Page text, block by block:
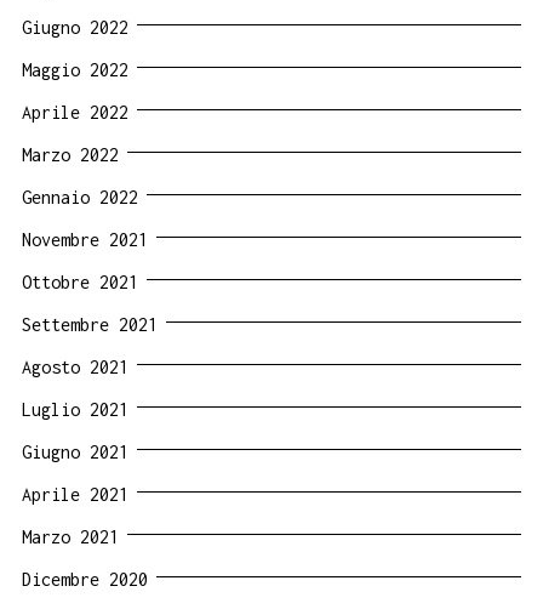
Giugno 2022
Maggio 2022
Aprile 2022
Marzo 2022
Gennaio 2022
Novembre 2021
Ottobre 2021
Settembre 2021
Agosto 2021
Luglio 2021
Giugno 2021
Aprile 2021
Marzo 2021
Dicembre 2020